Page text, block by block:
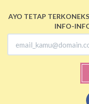
AYO TETAP
INFO-